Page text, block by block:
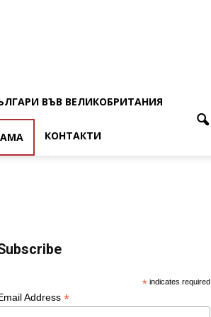
ВЪВ ВЕЛИКОБРИТАНИЯ
КОНТАКТИ
* indicates required
Address *